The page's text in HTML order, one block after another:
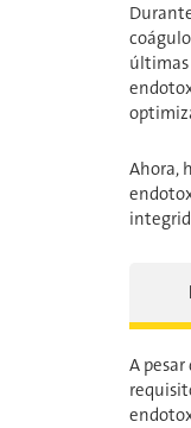
últimas
Ahora,
A